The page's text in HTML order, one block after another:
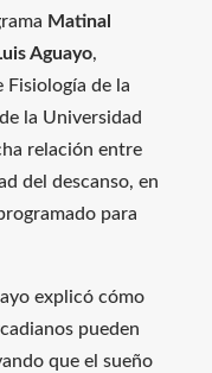
Matinal
Aguayo,
Fisiología de la
la Universidad
relación entre
del descanso, en
para
explicó cómo
pueden
que el sueño